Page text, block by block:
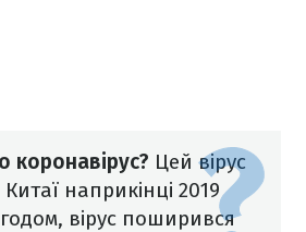
коронавірус? Цей вірус
наприкінці 2019
вірус поширився